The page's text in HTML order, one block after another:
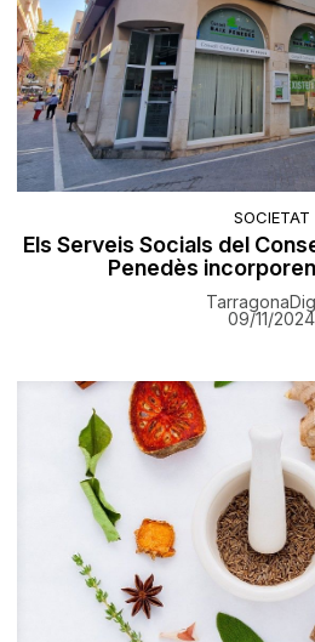
SOCIETAT
Els Serveis Socials del
Penedès
09/11/2024